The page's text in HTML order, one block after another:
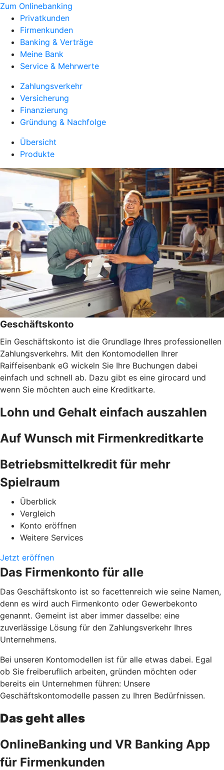
Zum Onlinebanking
Privatkunden
Firmenkunden
Banking & Verträge
Meine Bank
Service & Mehrwerte
Zahlungsverkehr
Versicherung
Finanzierung
Gründung & Nachfolge
Übersicht
Produkte
Geschäftskonto
Ein Geschäftskonto ist die Grundlage Ihres professionellen
Zahlungsverkehrs. Mit den Kontomodellen Ihrer
Raiffeisenbank eG wickeln Sie Ihre Buchungen dabei
einfach und schnell ab. Dazu gibt es eine girocard und
wenn Sie möchten auch eine Kreditkarte.
Lohn und Gehalt einfach auszahlen
Auf Wunsch mit Firmenkreditkarte
Betriebsmittelkredit für mehr
Spielraum
Überblick
Vergleich
Konto eröffnen
Weitere Services
Jetzt eröffnen
Das Firmenkonto für alle
Das Geschäftskonto ist so facettenreich wie seine Namen,
denn es wird auch Firmenkonto oder Gewerbekonto
genannt. Gemeint ist aber immer dasselbe: eine
zuverlässige Lösung für den Zahlungsverkehr Ihres
Unternehmens.
Bei unseren Kontomodellen ist für alle etwas dabei. Egal
ob Sie freiberuflich arbeiten, gründen möchten oder
bereits ein Unternehmen führen: Unsere
Geschäftskontomodelle passen zu Ihren Bedürfnissen.
Das geht alles
OnlineBanking und VR Banking App
für Firmenkunden